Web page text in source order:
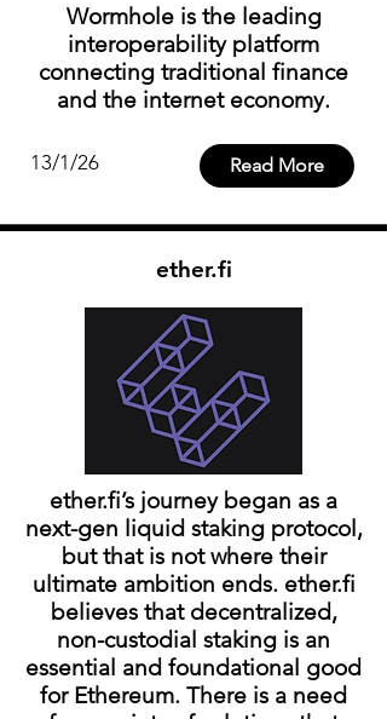
Wormhole is the leading
interoperability platform
connecting traditional finance
and the internet economy.
13/1/26 Read More
ether.fi
ether.fi’s journey began as a
next-gen liquid staking protocol,
but that is not where their
ultimate ambition ends. ether.fi
believes that decentralized,
non-custodial staking is an
essential and foundational good
for Ethereum. There is a need